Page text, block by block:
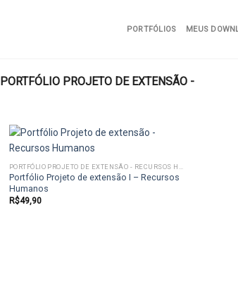
PORTFÓLIOS MEUS
PORTFÓLIO PROJETO DE EXTENSÃO -
Portfólio Projeto de extensão I – Recursos
Humanos
R$49,90